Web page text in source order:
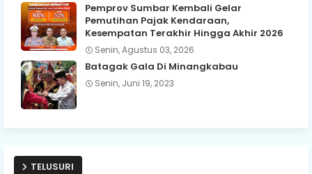
Pemprov Sumbar Kembali Gelar
Pemutihan Pajak Kendaraan,
Kesempatan Terakhir Hingga Akhir 2026
Senin, Agustus 03, 2026
Batagak Gala Di Minangkabau
Senin, Juni 19, 2023
TELUSURI